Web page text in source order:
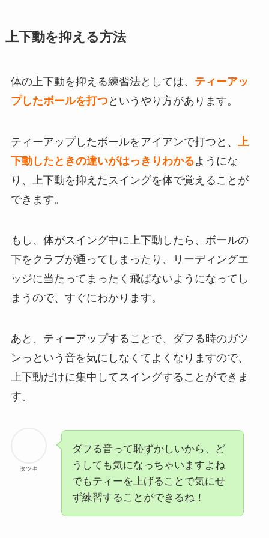
上下動を抑える方法
体の上下動を抑える練習法としては、 ティーアッ
プしたボールを打つというやり方があります。
ティーアップしたボールをアイアンで打つと、 上
下動したときの違いがはっきりわかるようにな
り、上下動を抑えたスイングを体で覚えることが
できます。
もし、体がスイング中に上下動したら、ボールの
下をクラブが通ってしまったり、リーディングエ
ッジに当たってまったく飛ばないようになってし
まうので、すぐにわかります。
あと、ティーアップすることで、ダフる時のガツ
ンっという音を気にしなくてよくなりますので、
上下動だけに集中してスイングすることができま
す。
タツキ
ダフる音って恥ずかしいから、ど
うしても気になっちゃいますよね
でもティーを上げることで気にせ
ず練習することができるね！